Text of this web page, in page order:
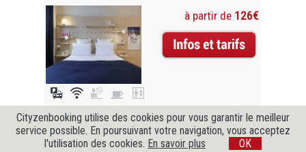
à partir de 126€
Cityzenbooking utilise des cookies pour vous garantir le meilleur
service possible. En poursuivant votre navigation, vous acceptez
l'utilisation des cookies. En savoir plus OK